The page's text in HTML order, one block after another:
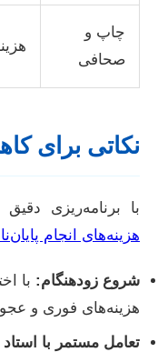
چاپ و
صحافی
نکاتی برای
با برنامه‌ریزی
هزینه‌های انجام
شروع زودهنگام: با
هزینه‌های فوری و
تعامل مستمر با استاد